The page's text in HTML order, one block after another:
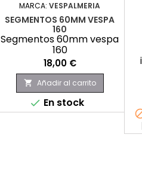
MARCA: VESPALMERIA
SEGMENTOS 60MM VESPA
160
Segmentos 60mm vespa
160
Precio
18,00 €
 Añadir al carrito
 En stock